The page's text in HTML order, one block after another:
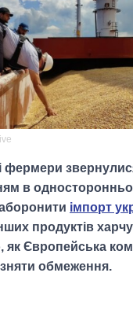
фермери
в
імпорт
продуктів
як Європейська
обмеження.